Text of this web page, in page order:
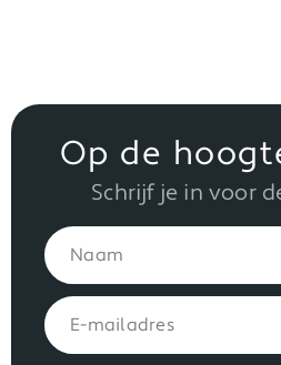
Op de
Schrijf je in voor